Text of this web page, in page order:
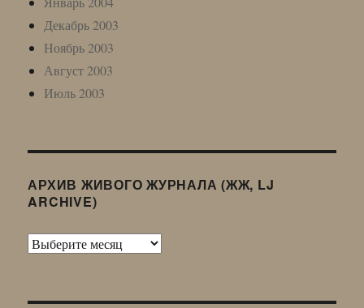
Декабрь 2003
Ноябрь 2003
Август 2003
Июль 2003
АРХИВ ЖИВОГО ЖУРНАЛА (ЖЖ, LJ
ARCHIVE)
Архив